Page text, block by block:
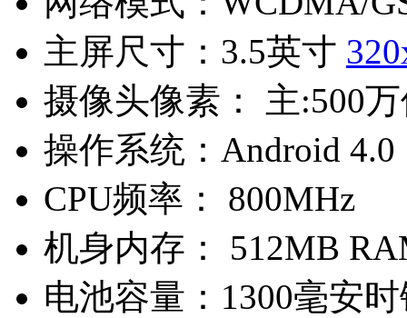
主屏尺寸： 3.5英寸
摄像头像素：
主:500
操作系统： Android 4.0
CPU频率：
800MHz
机身内存：
512MB
电池容量： 1300毫安